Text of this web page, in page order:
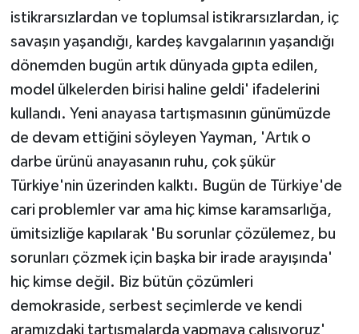
istikrarsızlardan ve toplumsal istikrarsızlardan, iç
savaşın yaşandığı, kardeş kavgalarının yaşandığı
dönemden bugün artık dünyada gıpta edilen,
model ülkelerden birisi haline geldi' ifadelerini
kullandı. Yeni anayasa tartışmasının günümüzde
de devam ettiğini söyleyen Yayman, 'Artık o
darbe ürünü anayasanın ruhu, çok şükür
Türkiye'nin üzerinden kalktı. Bugün de Türkiye'de
cari problemler var ama hiç kimse karamsarlığa,
ümitsizliğe kapılarak 'Bu sorunlar çözülemez, bu
sorunları çözmek için başka bir irade arayışında'
hiç kimse değil. Biz bütün çözümleri
demokraside, serbest seçimlerde ve kendi
aramızdaki tartışmalarda yapmaya çalışıyoruz'